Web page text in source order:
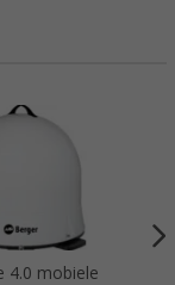
4.0 mobiele